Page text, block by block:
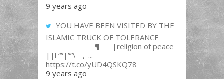
9 years ago
YOU HAVE BEEN VISITED BY THE
ISLAMIC TRUCK OF TOLERANCE
______________¶___ |religion of peace
||l “”|””\__,_...
https://t.co/yUD4QSKQ78
9 years ago